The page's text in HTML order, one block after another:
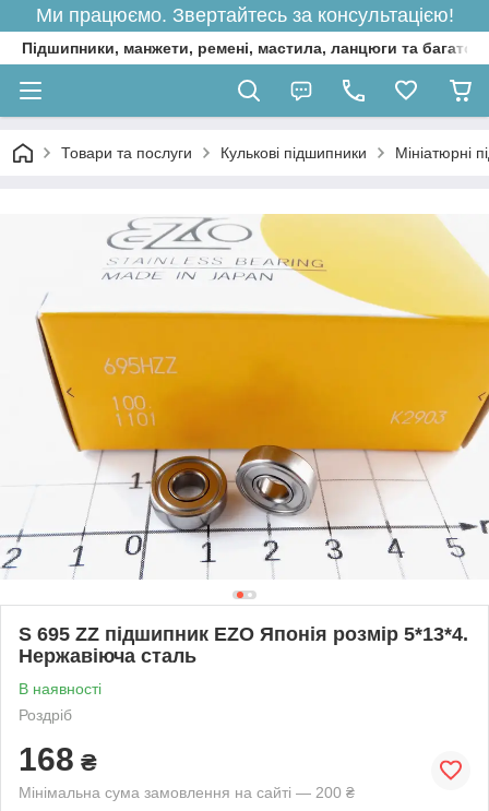
Ми працюємо. Звертайтесь за консультацією!
Підшипники, манжети, ремені, мастила, ланцюги та багато
Товари та послуги Кулькові підшипники Мініатюрні
S 695 ZZ підшипник EZO Японія розмір 5*13*4.
Нержавіюча сталь
В наявності
Роздріб
168 ₴
Мінімальна сума замовлення на сайті — 200 ₴